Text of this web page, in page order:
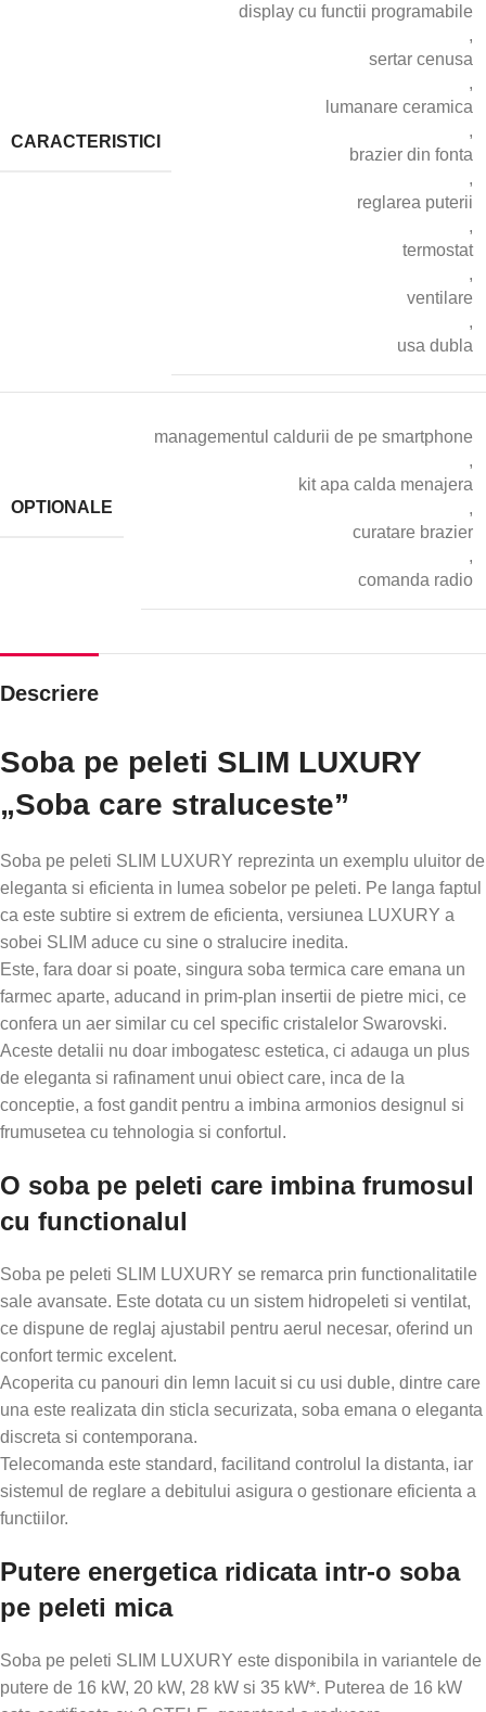
CARACTERISTICI
display cu functii programabile
,
sertar cenusa
,
lumanare ceramica
,
brazier din fonta
,
reglarea puterii
,
termostat
,
ventilare
,
usa dubla
OPTIONALE
managementul caldurii de pe smartphone
,
kit apa calda menajera
,
curatare brazier
,
comanda radio
Descriere
Soba pe peleti SLIM LUXURY
„Soba care straluceste”
Soba pe peleti SLIM LUXURY reprezinta un exemplu uluitor de
eleganta si eficienta in lumea sobelor pe peleti. Pe langa faptul
ca este subtire si extrem de eficienta, versiunea LUXURY a
sobei SLIM aduce cu sine o stralucire inedita.
Este, fara doar si poate, singura soba termica care emana un
farmec aparte, aducand in prim-plan insertii de pietre mici, ce
confera un aer similar cu cel specific cristalelor Swarovski.
Aceste detalii nu doar imbogatesc estetica, ci adauga un plus
de eleganta si rafinament unui obiect care, inca de la
conceptie, a fost gandit pentru a imbina armonios designul si
frumusetea cu tehnologia si confortul.
O soba pe peleti care imbina frumosul
cu functionalul
Soba pe peleti SLIM LUXURY se remarca prin functionalitatile
sale avansate. Este dotata cu un sistem hidropeleti si ventilat,
ce dispune de reglaj ajustabil pentru aerul necesar, oferind un
confort termic excelent.
Acoperita cu panouri din lemn lacuit si cu usi duble, dintre care
una este realizata din sticla securizata, soba emana o eleganta
discreta si contemporana.
Telecomanda este standard, facilitand controlul la distanta, iar
sistemul de reglare a debitului asigura o gestionare eficienta a
functiilor.
Putere energetica ridicata intr-o soba
pe peleti mica
Soba pe peleti SLIM LUXURY este disponibila in variantele de
putere de 16 kW, 20 kW, 28 kW si 35 kW*. Puterea de 16 kW